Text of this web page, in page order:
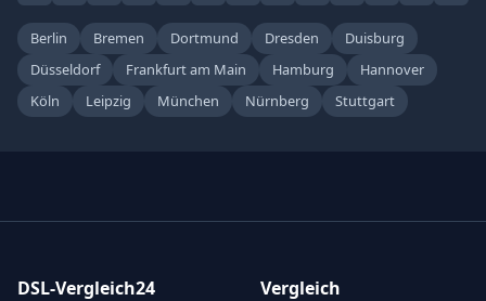
Berlin Bremen Dortmund Dresden
Duisburg
Düsseldorf
Frankfurt am Main Hamburg
Hannover
Köln
Leipzig München Nürnberg Stuttgart
DSL-Vergleich24 Vergleich